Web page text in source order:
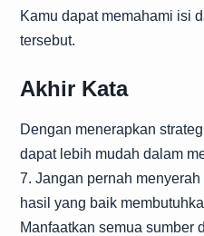
Kamu dapat memahami isi
tersebut.
Akhir Kata
Dengan menerapkan
dapat lebih mudah dalam
7. Jangan pernah
hasil yang baik
Manfaatkan semua sumber